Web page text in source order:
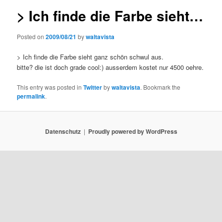
> Ich finde die Farbe sieht…
Posted on2009/08/21 bywaltavista
> Ich finde die Farbe sieht ganz schön schwul aus.
bitte? die ist doch grade cool:) ausserdem kostet nur 4500 oehre.
This entry was posted inTwitterbywaltavista. Bookmark the
permalink.
Datenschutz Proudly powered by WordPress